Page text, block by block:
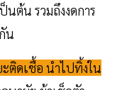
ต้น รวมถึงงดการ
น
ติดเชื้อ นำไปทิ้งใน